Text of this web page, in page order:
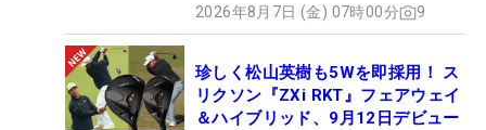
2026年8月7日 (金) 07時00分 9
珍しく松山英樹も5Wを即採用！ ス
リクソン『ZXi RKT』フェアウェイ
＆ハイブリッド、9月12日デビュー